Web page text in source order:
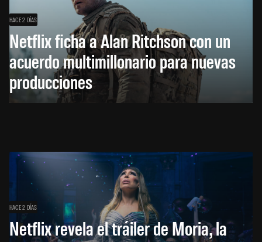
HACE 2 DÍAS
Netflix ficha a Alan Ritchson con un
acuerdo multimillonario para nuevas
producciones
HACE 2 DÍAS
Netflix revela el tráiler de Moria, la